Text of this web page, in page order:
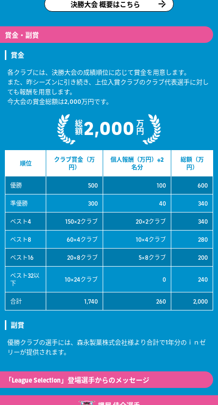
決勝大会 概要はこちら
賞金・副賞
賞金
各クラブには、決勝大会の成績順位に応じて賞金を用意します。
また、昨シーズンに引き続き、上位入賞クラブのクラブ代表選手に対し
ても報酬を用意します。
今大会の賞金総額は2,000万円です。
総額2,000万円
順位
クラブ賞金（万
円）
個人報酬（万円）※2
名分
総額（万
円）
優勝 500 100 600
準優勝 300 40 340
ベスト4 150×2クラブ 20×2クラブ 340
ベスト8 60×4クラブ 10×4クラブ 280
ベスト16 20×8クラブ 5×8クラブ 200
ベスト32以
下
10×24クラブ 0 240
合計 1,740 260 2,000
副賞
優勝クラブの選手には、森永製菓株式会社様より合計で1年分のｉｎゼ
リーが提供されます。
「League Selection」登場選手からのメッセージ